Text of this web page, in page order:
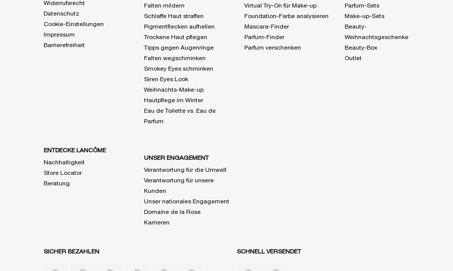
Widerrufsrecht
Datenschutz
Cookie-Einstellungen
Impressum
Barrierefreiheit
Falten mildern
Schlaffe Haut straffen
Pigmentflecken aufhellen
Trockene Haut pflegen
Tipps gegen Augenringe
Falten wegschminken
Smokey Eyes schminken
Siren Eyes Look
Weihnachts-Make-up
Hautpflege im Winter
Eau de Toilette vs. Eau de
Parfum
Virtual Try-On für Make-up
Foundation-Farbe analysieren
Mascara-Finder
Parfum-Finder
Parfum verschenken
Parfum-Sets
Make-up-Sets
Beauty-
Weihnachtsgeschenke
Beauty-Box
Outlet
ENTDECKE LANCÔME
Nachhaltigkeit
Store Locator
Beratung
UNSER ENGAGEMENT
Verantwortung für die Umwelt
Verantwortung für unsere
Kunden
Unser nationales Engagement
Domaine de la Rose
Karrieren
SICHER BEZAHLEN SCHNELL VERSENDET